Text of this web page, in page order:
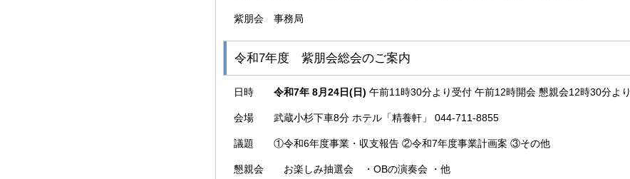
紫朋会 事務局
令和7年度 紫朋会総会のご案内
日時 令和7年 8月24日(日) 午前11時30分より受付 午前12時開会 懇親会12時30分より
会場 武蔵小杉下車8分 ホテル「精養軒」 044-711-8855
議題 ①令和6年度事業・収支報告 ②令和7年度事業計画案 ③その他
懇親会 お楽しみ抽選会 ・OBの演奏会 ・他